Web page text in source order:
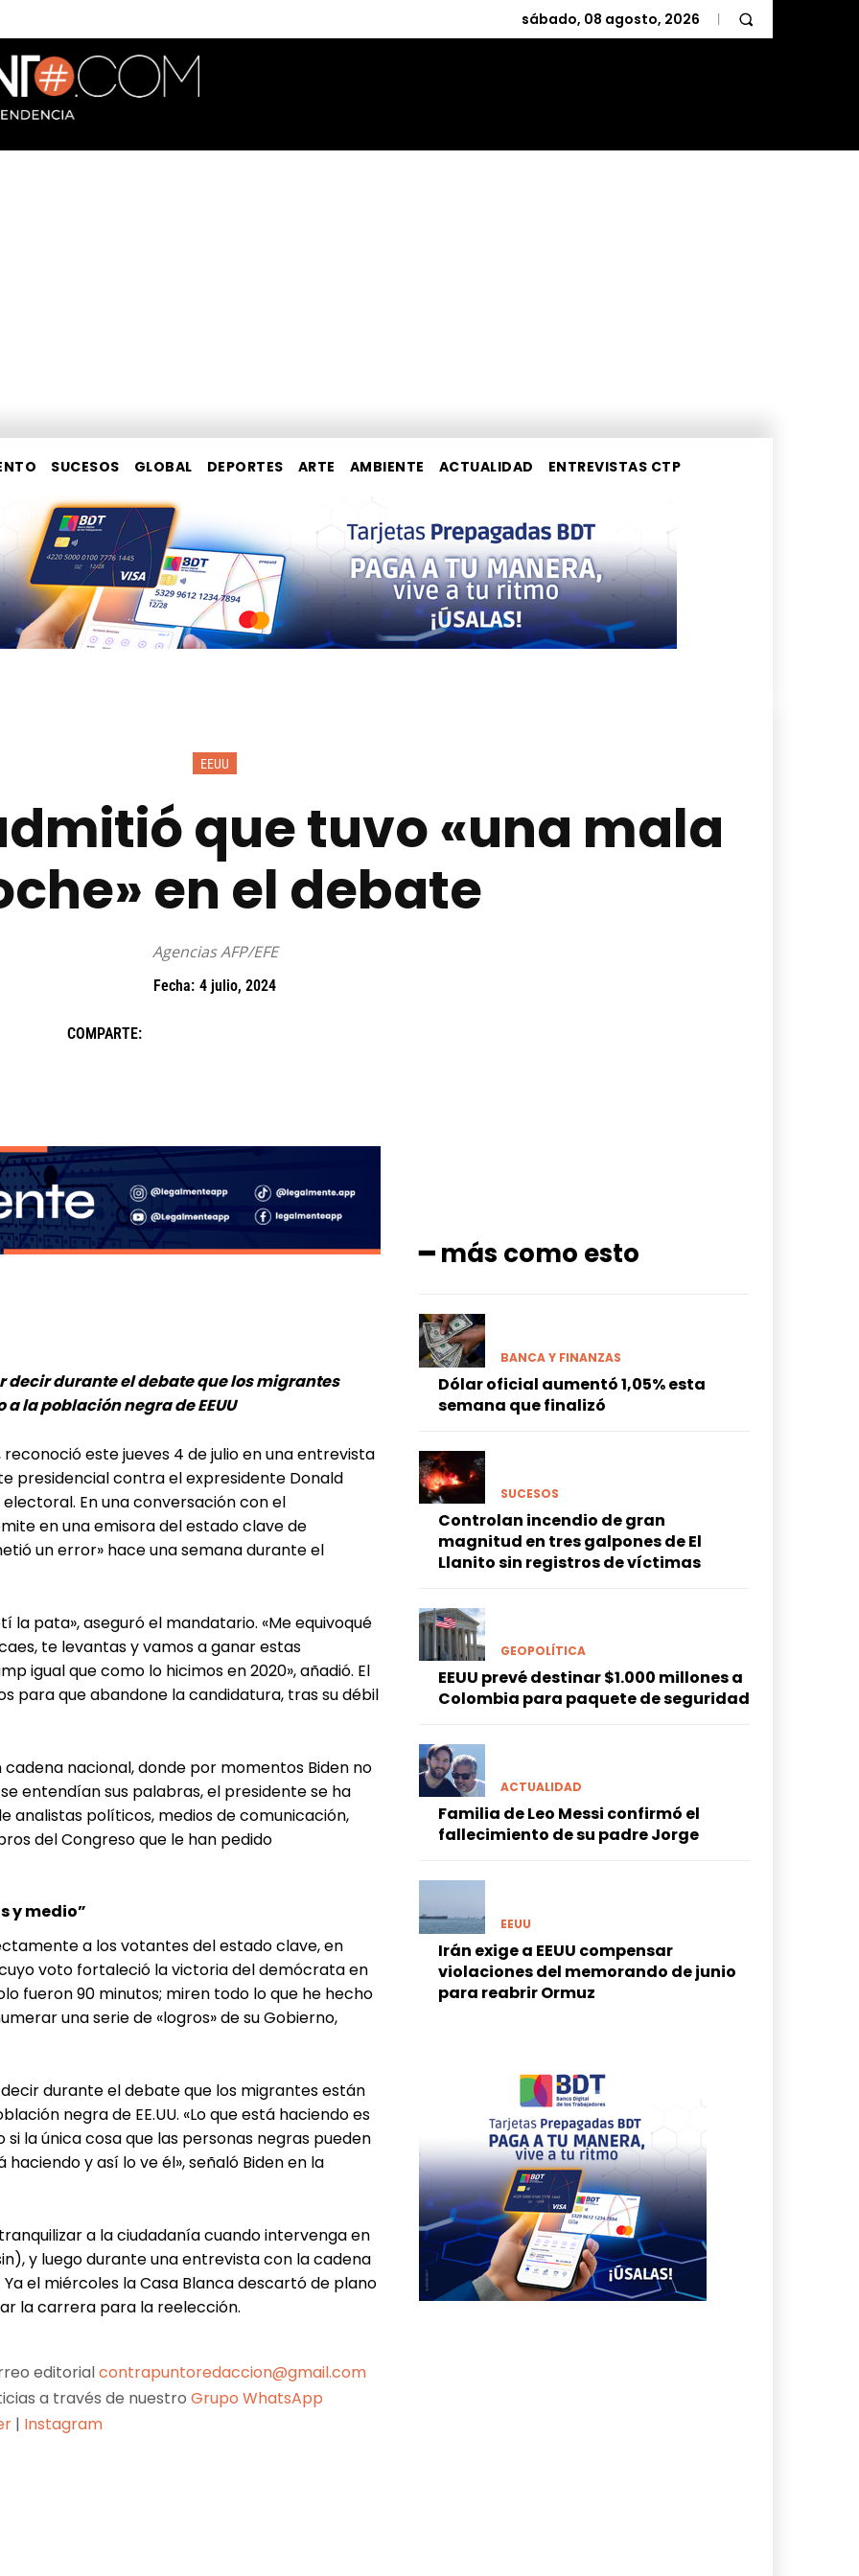
sábado, 08 agosto, 2026
SUCESOS GLOBAL DEPORTES ARTE AMBIENTE ACTUALIDAD ENTREVISTAS CTP
EEUU
que tuvo «una mala
en el debate
Agencias AFP/EFE
Fecha: 4 julio, 2024
COMPARTE:
durante el debate que los migrantes
la población negra de EEUU
reconoció este jueves 4 de julio en una entrevista
presidencial contra el expresidente Donald
En una conversación con el
en una emisora del estado clave de
un error» hace una semana durante el
la pata», aseguró el mandatario. «Me equivoqué
te levantas y vamos a ganar estas
igual que como lo hicimos en 2020», añadió. El
para que abandone la candidatura, tras su débil
nacional, donde por momentos Biden no
entendían sus palabras, el presidente se ha
políticos, medios de comunicación,
del Congreso que le han pedido
y medio”
a los votantes del estado clave, en
voto fortaleció la victoria del demócrata en
fueron 90 minutos; miren todo lo que he hecho
una serie de «logros» de su Gobierno,
durante el debate que los migrantes están
negra de EE.UU. «Lo que está haciendo es
la única cosa que las personas negras pueden
y así lo ve él», señaló Biden en la
a la ciudadanía cuando intervenga en
y luego durante una entrevista con la cadena
el miércoles la Casa Blanca descartó de plano
la carrera para la reelección.
editorialcontrapuntoredaccion@gmail.com
a través de nuestroGrupo WhatsApp
| Instagram
━ más como esto
BANCA Y FINANZAS
Dólar oficial aumentó 1,05% esta
semana que finalizó
SUCESOS
Controlan incendio de gran
magnitud en tres galpones de El
Llanito sin registros de víctimas
GEOPOLÍTICA
EEUU prevé destinar $1.000 millones a
Colombia para paquete de seguridad
ACTUALIDAD
Familia de Leo Messi confirmó el
fallecimiento de su padre Jorge
EEUU
Irán exige a EEUU compensar
violaciones del memorando de junio
para reabrir Ormuz